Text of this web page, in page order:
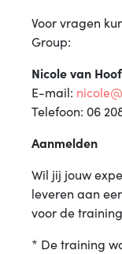
Voor vragen
Group:
Nicole van Hoof
E-mail:
Telefoon: 06
Aanmelden
Wil jij jouw
leveren aan
voor de training
* De training